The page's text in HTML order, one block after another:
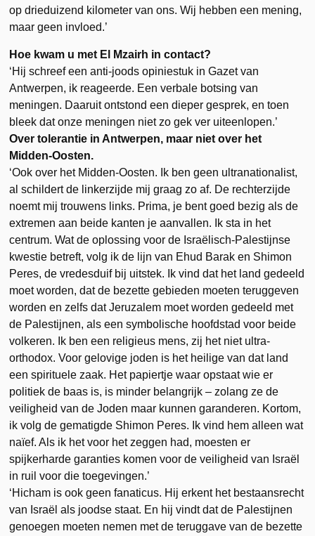
op drieduizend kilometer van ons. Wij hebben een mening,
maar geen invloed.’
Hoe kwam u met El Mzairh in contact?
‘Hij schreef een anti-joods opiniestuk in Gazet van
Antwerpen, ik reageerde. Een verbale botsing van
meningen. Daaruit ontstond een dieper gesprek, en toen
bleek dat onze meningen niet zo gek ver uiteenlopen.’
Over tolerantie in Antwerpen, maar niet over het
Midden-Oosten.
‘Ook over het Midden-Oosten. Ik ben geen ultranationalist,
al schildert de linkerzijde mij graag zo af. De rechterzijde
noemt mij trouwens links. Prima, je bent goed bezig als de
extremen aan beide kanten je aanvallen. Ik sta in het
centrum. Wat de oplossing voor de Israëlisch-Palestijnse
kwestie betreft, volg ik de lijn van Ehud Barak en Shimon
Peres, de vredesduif bij uitstek. Ik vind dat het land gedeeld
moet worden, dat de bezette gebieden moeten teruggeven
worden en zelfs dat Jeruzalem moet worden gedeeld met
de Palestijnen, als een symbolische hoofdstad voor beide
volkeren. Ik ben een religieus mens, zij het niet ultra-
orthodox. Voor gelovige joden is het heilige van dat land
een spirituele zaak. Het papiertje waar opstaat wie er
politiek de baas is, is minder belangrijk – zolang ze de
veiligheid van de Joden maar kunnen garanderen. Kortom,
ik volg de gematigde Shimon Peres. Ik vind hem alleen wat
naïef. Als ik het voor het zeggen had, moesten er
spijkerharde garanties komen voor de veiligheid van Israël
in ruil voor die toegevingen.’
‘Hicham is ook geen fanaticus. Hij erkent het bestaansrecht
van Israël als joodse staat. En hij vindt dat de Palestijnen
genoegen moeten nemen met de teruggave van de bezette